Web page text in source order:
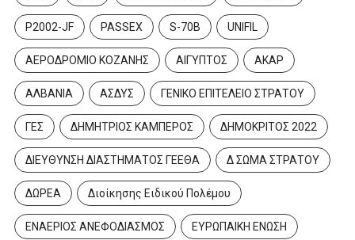
P2002-JF PASSEX S-70B UNIFIL
ΑΕΡΟΔΡΟΜΙΟ ΚΟΖΑΝΗΣ ΑΙΓΥΠΤΟΣ ΑΚΑΡ
ΑΛΒΑΝΙΑ ΑΣΔΥΣ ΓΕΝΙΚΟ ΕΠΙΤΕΛΕΙΟ ΣΤΡΑΤΟΥ
ΓΕΣ ΔΗΜΗΤΡΙΟΣ ΚΑΜΠΕΡΟΣ ΔΗΜΟΚΡΙΤΟΣ 2022
ΔΙΕΥΘΥΝΣΗ ΔΙΑΣΤΗΜΑΤΟΣ ΓΕΕΘΑ Δ ΣΩΜΑ ΣΤΡΑΤΟΥ
ΔΩΡΕΑ Διοίκησης Ειδικού Πολέμου
ΕΝΑΕΡΙΟΣ ΑΝΕΦΟΔΙΑΣΜΟΣ ΕΥΡΩΠΑΙΚΗ ΕΝΩΣΗ